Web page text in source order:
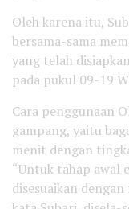
Oleh karena itu,
bersama-sama
yang telah
pada pukul 09-19
Cara penggunaan
gampang, yaitu
menit dengan
“Untuk tahap awal
disesuaikan